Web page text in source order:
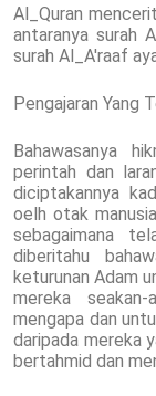
Al_Quran
antaranya surah
surah Al_A'raaf
Pengajaran Yang
Bahawasanya
perintah dan
diciptakannya
oelh otak
sebagaimana
diberitahu
keturunan Adam
mereka
mengapa dan
daripada mereka
bertahmid dan